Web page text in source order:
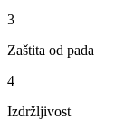
3
Zaštita od pada
4
Izdržljivost